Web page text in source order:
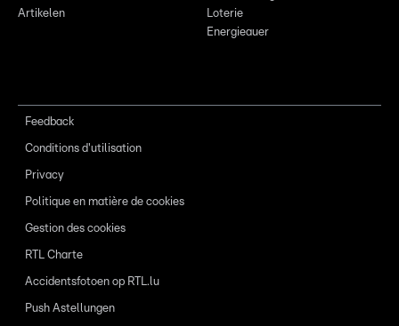
Artikelen
Loterie
Energieauer
Feedback
Conditions d'utilisation
Privacy
Politique en matière de cookies
Gestion des cookies
RTL Charte
Accidentsfotoen op RTL.lu
Push Astellungen